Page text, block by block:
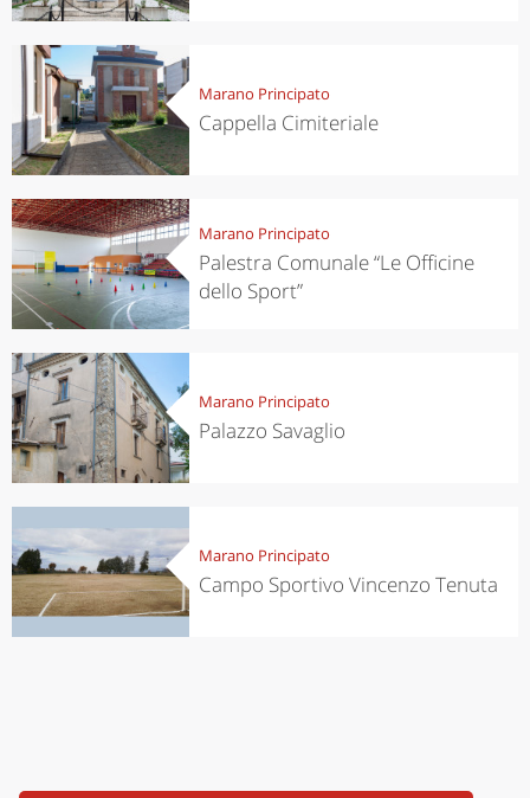
Marano Principato
Cappella Cimiteriale
Marano Principato
Palestra Comunale “Le Officine
dello Sport”
Marano Principato
Palazzo Savaglio
Marano Principato
Campo Sportivo Vincenzo Tenuta